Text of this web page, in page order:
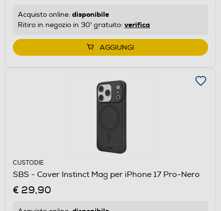
Acquisto online: disponibile
Ritiro in negozio in 30' gratuito: verifica
AGGIUNGI
CUSTODIE
SBS - Cover Instinct Mag per iPhone 17 Pro-Nero
€ 29,90